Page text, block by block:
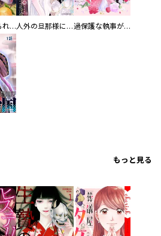
聖獣に育てられた少年の異世界ゆるり放浪記～神様からもらったチート魔法で、仲間たちとスローライフを満喫中～【分冊版】 人外の旦那様に娶られ毎晩ナカまで愛される…。アンソロジー 過保護な執事が私の婚活を邪魔してきます！ 分冊版
もっと見る